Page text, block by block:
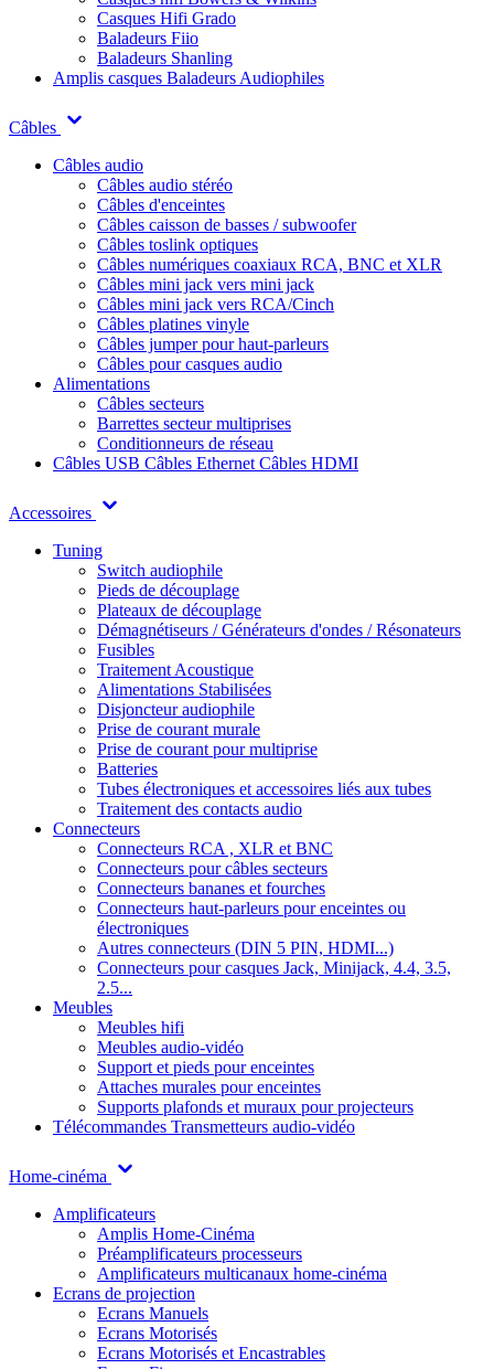
Casques Hifi Grado
Baladeurs Fiio
Baladeurs Shanling
Amplis casques Baladeurs Audiophiles
Câbles
Câbles audio
Câbles audio stéréo
Câbles d'enceintes
Câbles caisson de basses / subwoofer
Câbles toslink optiques
Câbles numériques coaxiaux RCA, BNC et XLR
Câbles mini jack vers mini jack
Câbles mini jack vers RCA/Cinch
Câbles platines vinyle
Câbles jumper pour haut-parleurs
Câbles pour casques audio
Alimentations
Câbles secteurs
Barrettes secteur multiprises
Conditionneurs de réseau
Câbles USB Câbles Ethernet Câbles HDMI
Accessoires
Tuning
Switch audiophile
Pieds de découplage
Plateaux de découplage
Démagnétiseurs / Générateurs d'ondes / Résonateurs
Fusibles
Traitement Acoustique
Alimentations Stabilisées
Disjoncteur audiophile
Prise de courant murale
Prise de courant pour multiprise
Batteries
Tubes électroniques et accessoires liés aux tubes
Traitement des contacts audio
Connecteurs
Connecteurs RCA , XLR et BNC
Connecteurs pour câbles secteurs
Connecteurs bananes et fourches
Connecteurs haut-parleurs pour enceintes ou
électroniques
Autres connecteurs (DIN 5 PIN, HDMI...)
Connecteurs pour casques Jack, Minijack, 4.4, 3.5,
2.5...
Meubles
Meubles hifi
Meubles audio-vidéo
Support et pieds pour enceintes
Attaches murales pour enceintes
Supports plafonds et muraux pour projecteurs
Télécommandes Transmetteurs audio-vidéo
Home-cinéma
Amplificateurs
Amplis Home-Cinéma
Préamplificateurs processeurs
Amplificateurs multicanaux home-cinéma
Ecrans de projection
Ecrans Manuels
Ecrans Motorisés
Ecrans Motorisés et Encastrables